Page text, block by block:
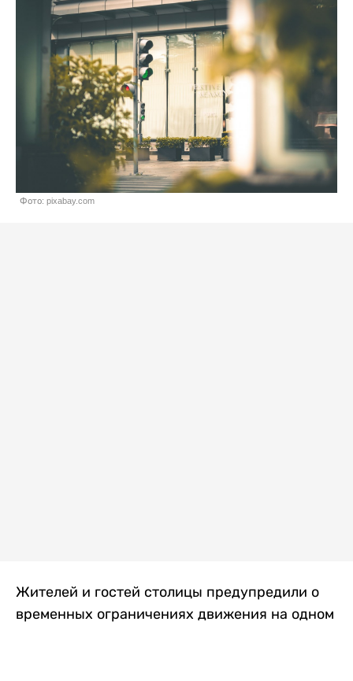
Фото: pixabay.com
Жителей и гостей столицы предупредили о
временных ограничениях движения на одном